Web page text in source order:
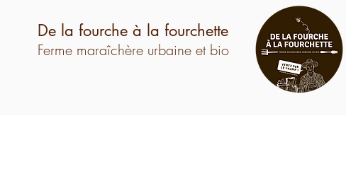
De la fourche à la fourchette
Ferme maraîchère urbaine et bio